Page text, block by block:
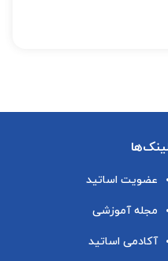
عضویت اساتید
مجله آموزشی
آکادمی اساتید